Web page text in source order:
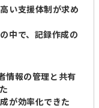
帳票
サイン
い支援体制が求め
中で、記録作成の
情報の管理と共有
が効率化できた